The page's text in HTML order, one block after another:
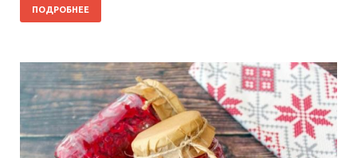
ПОДРОБНЕЕ